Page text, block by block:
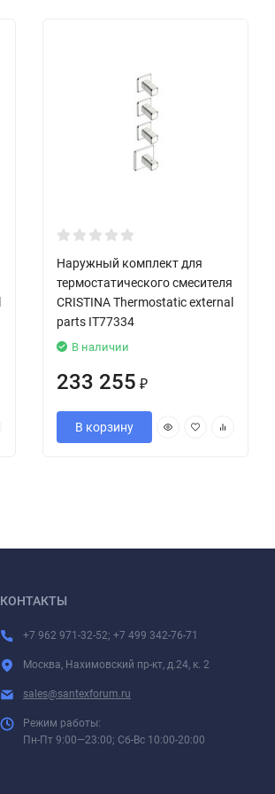
Наружный комплект для
термостатического смесителя
CRISTINA Thermostatic external
parts IT77334
В наличии
233 255 ₽
В корзину
КОНТАКТЫ
+7 962 971-32-52; +7 499 342-76-71
Москва, Нахимовский пр-кт, д.24, к. 2
sales@santexforum.ru
Режим работы:
Пн-Пт 9:00—23:00; Сб-Вс 10:00-20:00